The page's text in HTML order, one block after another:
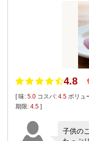
4.8
[ 味: 5.0 コスパ: 4.5 ボリュ
期限: 4.5 ]
子供の